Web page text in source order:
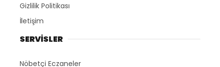
Gizlilik Politikası
İletişim
SERVİSLER
Nöbetçi Eczaneler